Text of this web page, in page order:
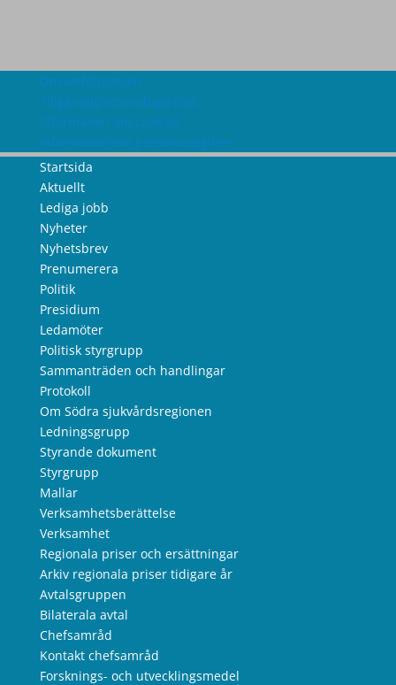
Om webbplatsen
Tillgänglighetsredogörelse
Information om cookies
Information om personuppgifter
Startsida
Aktuellt
Lediga jobb
Nyheter
Nyhetsbrev
Prenumerera
Politik
Presidium
Ledamöter
Politisk styrgrupp
Sammanträden och handlingar
Protokoll
Om Södra sjukvårdsregionen
Ledningsgrupp
Styrande dokument
Styrgrupp
Mallar
Verksamhetsberättelse
Verksamhet
Regionala priser och ersättningar
Arkiv regionala priser tidigare år
Avtalsgruppen
Bilaterala avtal
Chefsamråd
Kontakt chefsamråd
Forsknings- och utvecklingsmedel